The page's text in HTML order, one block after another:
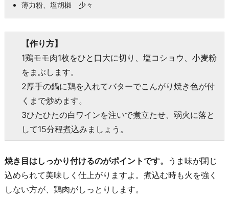
薄力粉、塩胡椒 少々
【作り方】
1鶏モモ肉1枚をひと口大に切り、塩コショウ、小麦粉
をまぶします。
2厚手の鍋に鶏を入れてバターでこんがり焼き色が付
くまで炒めます。
3ひたひたの白ワインを注いで煮立たせ、弱火に落と
して15分程煮込みましょう。
焼き目はしっかり付けるのがポイントです。
うま味が閉じ
込められて美味しく仕上がりますよ。煮込む時も火を強く
しない方が、鶏肉がしっとりします。